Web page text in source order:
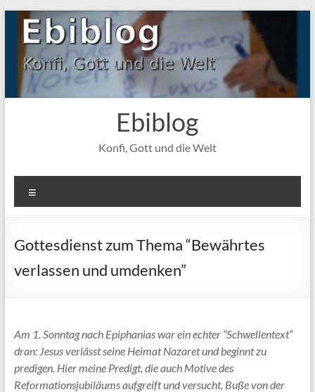
Zum
Inhalt
springen
Ebiblog
Konfi, Gott und die Welt
Gottesdienst zum Thema “Bewährtes
verlassen und umdenken”
Am 1. Sonntag nach Epiphanias war ein echter “Schwellentext”
dran: Jesus verlässt seine Heimat Nazaret und beginnt zu
predigen. Hier meine Predigt, die auch Motive des
Reformationsjubiläums aufgreift und versucht, Buße von der